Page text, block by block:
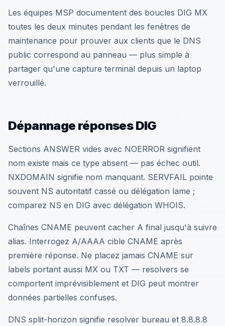
Les équipes MSP documentent des boucles DIG MX
toutes les deux minutes pendant les fenêtres de
maintenance pour prouver aux clients que le DNS
public correspond au panneau — plus simple à
partager qu'une capture terminal depuis un laptop
verrouillé.
Dépannage réponses DIG
Sections ANSWER vides avec NOERROR signifient
nom existe mais ce type absent — pas échec outil.
NXDOMAIN signifie nom manquant. SERVFAIL pointe
souvent NS autoritatif cassé ou délégation lame ;
comparez NS en DIG avec délégation WHOIS.
Chaînes CNAME peuvent cacher A final jusqu'à suivre
alias. Interrogez A/AAAA cible CNAME après
première réponse. Ne placez jamais CNAME sur
labels portant aussi MX ou TXT — resolvers se
comportent imprévisiblement et DIG peut montrer
données partielles confuses.
DNS split-horizon signifie resolver bureau et 8.8.8.8